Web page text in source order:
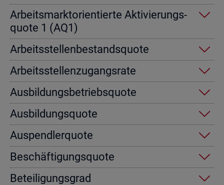
Ar­beits­markt­ori­en­tier­te Ak­ti­vie­rungs­
quo­te 1 (AQ1)
Ar­beits­stel­len­be­stands­quo­te
Ar­beits­stel­len­zu­gangs­ra­te
Aus­bil­dungs­be­triebs­quo­te
Aus­bil­dungs­quo­te
Aus­pend­ler­quo­te
Be­schäf­ti­gungs­quo­te
Be­tei­li­gungs­grad